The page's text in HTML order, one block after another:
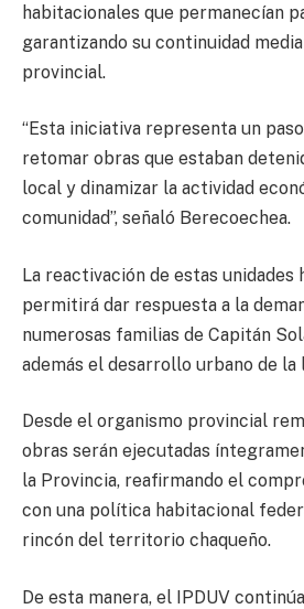
habitacionales que permanecían
garantizando su continuidad
provincial.
“Esta iniciativa representa un
retomar obras que estaban
local y dinamizar la actividad
comunidad”, señaló Berecoechea.
La reactivación de estas unidades
permitirá dar respuesta a la
numerosas familias de Capitán
además el desarrollo urbano de la
Desde el organismo provincial
obras serán ejecutadas
la Provincia, reafirmando el
con una política habitacional
rincón del territorio chaqueño.
De esta manera, el IPDUV